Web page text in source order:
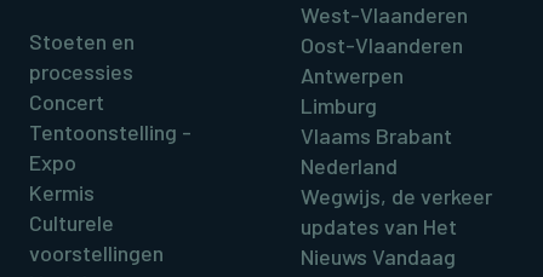
Stoeten en
processies
Concert
Tentoonstelling -
Expo
Kermis
Culturele
voorstellingen
West-Vlaanderen
Oost-Vlaanderen
Antwerpen
Limburg
Vlaams Brabant
Nederland
Wegwijs, de verkeer
updates van Het
Nieuws Vandaag